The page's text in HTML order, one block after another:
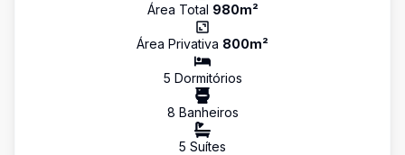
Área Total 980m²
Área Privativa 800m²
5 Dormitórios
8 Banheiros
5 Suítes